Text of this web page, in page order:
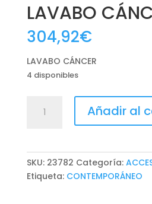
LAVABO
304,92€
LAVABO CÁNCER
4 disponibles
CÁNCER
Añadir al
SKU: 23782 Categoría:
Etiqueta: CONTEMPORÁNEO